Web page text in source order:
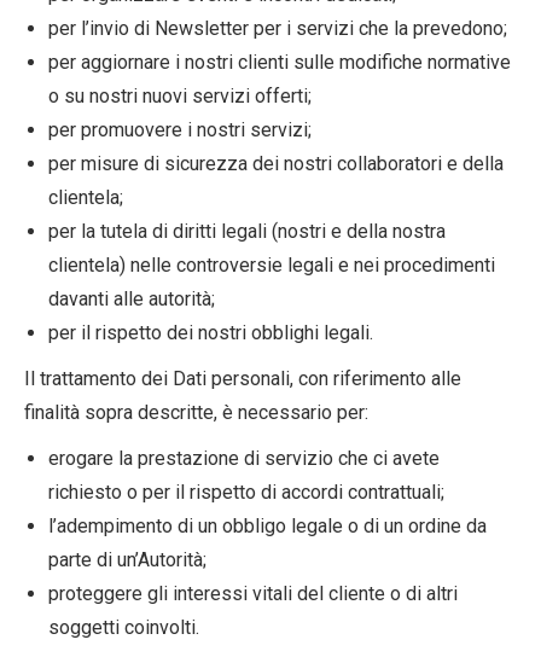
per l’invio di Newsletter per i servizi che la prevedono;
per aggiornare i nostri clienti sulle modifiche normative
o su nostri nuovi servizi offerti;
per promuovere i nostri servizi;
per misure di sicurezza dei nostri collaboratori e della
clientela;
per la tutela di diritti legali (nostri e della nostra
clientela) nelle controversie legali e nei procedimenti
davanti alle autorità;
per il rispetto dei nostri obblighi legali.
Il trattamento dei Dati personali, con riferimento alle
finalità sopra descritte, è necessario per:
erogare la prestazione di servizio che ci avete
richiesto o per il rispetto di accordi contrattuali;
l’adempimento di un obbligo legale o di un ordine da
parte di un’Autorità;
proteggere gli interessi vitali del cliente o di altri
soggetti coinvolti.